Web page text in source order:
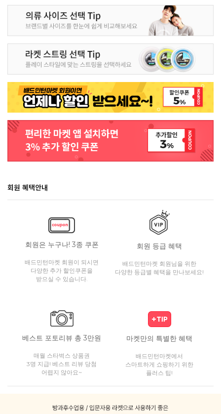
회원 혜택안내
회원은 누구나! 3종 쿠폰
배드민턴마켓 회원이 되시면
다양한 추가 할인쿠폰을
받으실 수 있습니다.
회원 등급 혜택
배드민턴마켓 회원님을 위한
다양한 등급별 혜택을 만나보세요!
베스트 포토리뷰 총 3만원
매월 스타벅스 상품권
3명 지급! 베스트 리뷰 당첨
어렵지 않아요~
마켓만의 특별한 혜택
배드민턴마켓에서
스마트하게 쇼핑하기 위한
플러스 팁!